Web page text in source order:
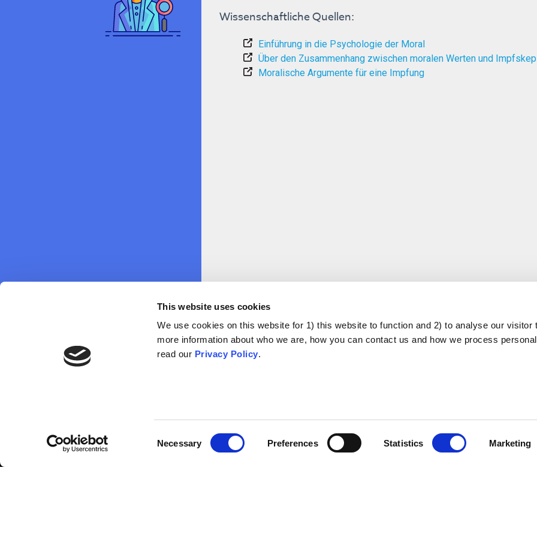
This website uses cookies
We use cookies on this website for 1) this website to function and 2) to analyse our visitor
more information about who we are, how you can contact us and how we process
read our Privacy Policy.
Selection
Necessary Preferences Statistics Marketing
Wissenschaftliche Quellen:
Einführung in die Psychologie der Moral
Über den Zusammenhang zwischen moralen Werten und
Moralische Argumente für eine Impfung
Mitwirkenden